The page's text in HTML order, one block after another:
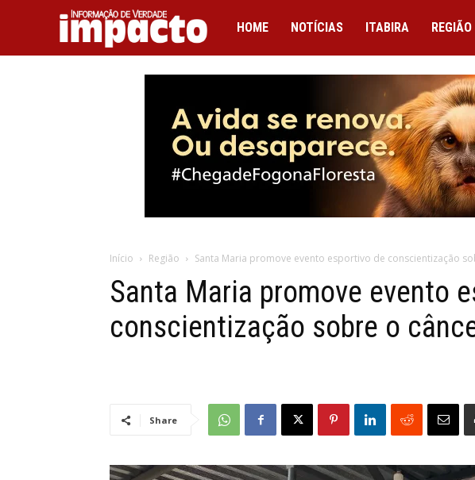
IMPACTO
HOME NOTÍCIAS ITABIRA REGIÃO
Início Região Santa Maria promove evento esportivo de conscientização
Santa Maria promove evento
conscientização sobre o
Share